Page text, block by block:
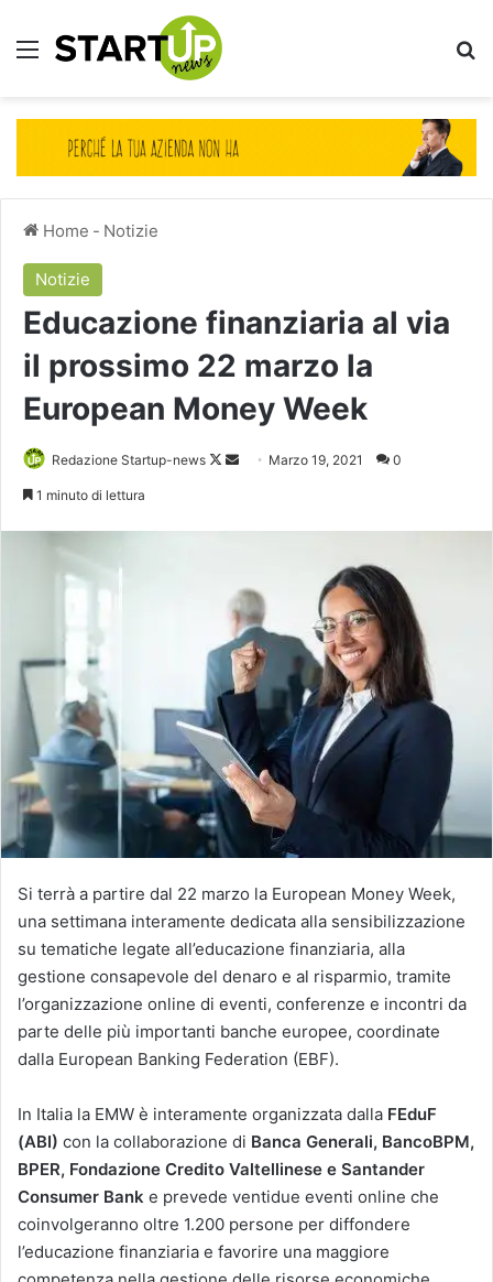
Menu
Home - Notizie
Notizie
Educazione finanziaria al via
il prossimo 22 marzo la
European Money Week
Redazione Startup-news
Follow
Invia Marzo 19, 2021 0
1 minuto di lettura
Si terrà a partire dal 22 marzo la European Money Week,
una settimana interamente dedicata alla sensibilizzazione
su tematiche legate all’educazione finanziaria, alla
gestione consapevole del denaro e al risparmio, tramite
l’organizzazione online di eventi, conferenze e incontri da
parte delle più importanti banche europee, coordinate
dalla European Banking Federation (EBF).
In Italia la EMW è interamente organizzata dalla FEduF
(ABI) con la collaborazione di Banca Generali, BancoBPM,
BPER, Fondazione Credito Valtellinese e Santander
Consumer Bank e prevede ventidue eventi online che
coinvolgeranno oltre 1.200 persone per diffondere
l’educazione finanziaria e favorire una maggiore